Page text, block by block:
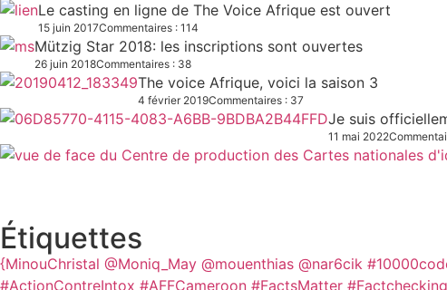
Le casting en ligne de The Voice Afrique est ouvert
15 juin 2017Commentaires : 114
Mützig Star 2018: les inscriptions sont ouvertes
26 juin 2018Commentaires : 38
The voice Afrique, voici la saison 3
4 février 2019Commentaires : 37
Je suis
11 mai 2022
Étiquettes
{MinouChristal @Moniq_May @mouenthias @nar6cik
#ActionContreIntox #AFFCameroon #FactsMatter